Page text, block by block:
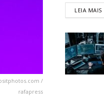
/
rafapress
LEIA MAIS